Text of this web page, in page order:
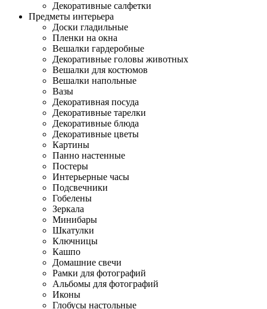
Декоративные салфетки
Предметы интерьера
Доски гладильные
Пленки на окна
Вешалки гардеробные
Декоративные головы животных
Вешалки для костюмов
Вешалки напольные
Вазы
Декоративная посуда
Декоративные тарелки
Декоративные блюда
Декоративные цветы
Картины
Панно настенные
Постеры
Интерьерные часы
Подсвечники
Гобелены
Зеркала
Минибары
Шкатулки
Ключницы
Кашпо
Домашние свечи
Рамки для фотографий
Альбомы для фотографий
Иконы
Глобусы настольные